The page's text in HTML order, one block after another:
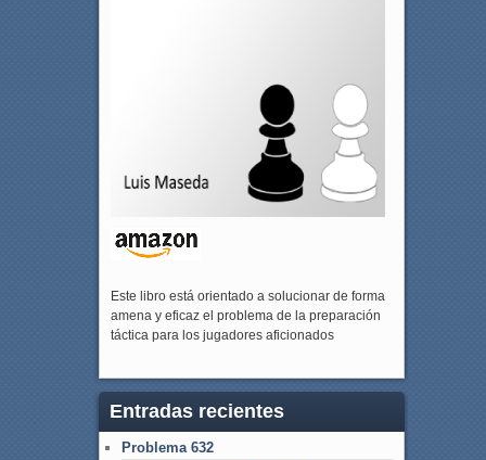
Este libro está orientado a solucionar de forma
amena y eficaz el problema de la preparación
táctica para los jugadores aficionados
Entradas recientes
Problema 632